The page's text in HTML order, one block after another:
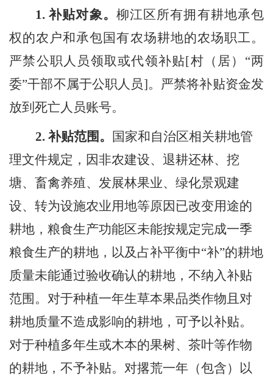
1.补贴对象。 柳江区所有拥有耕地承包
权的农户和承包国有农场耕地的农场职工。
严禁公职人员领取或代领补贴[村（居）“两
委”干部不属于公职人员]。 严禁将补贴资金发
放到 死亡人员账号。
2. 补贴范围 。 国家和自治区相关耕地管
理文件规定， 因非农建设、退耕还林、挖
塘、畜禽养殖、发展林果业、绿化景观建
设、转为设施农业用地等原因已改变用途的
耕地， 粮食生产功能区未能按规定完成一季
粮食生产的耕地， 以及占补平衡中“补”的耕地
质量未能通过验收确认的耕地，不纳入补贴
范围。对于种植一年生草本果品类作物 且对
耕地质量不造成影响的耕地 ，可予以补贴。
对于种植多年生或木本的果树、茶叶等作物
的耕地，不予补贴。对撂荒一年（包含）以